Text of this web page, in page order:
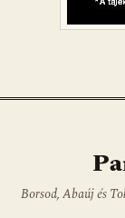
Borsod, Abaúj és